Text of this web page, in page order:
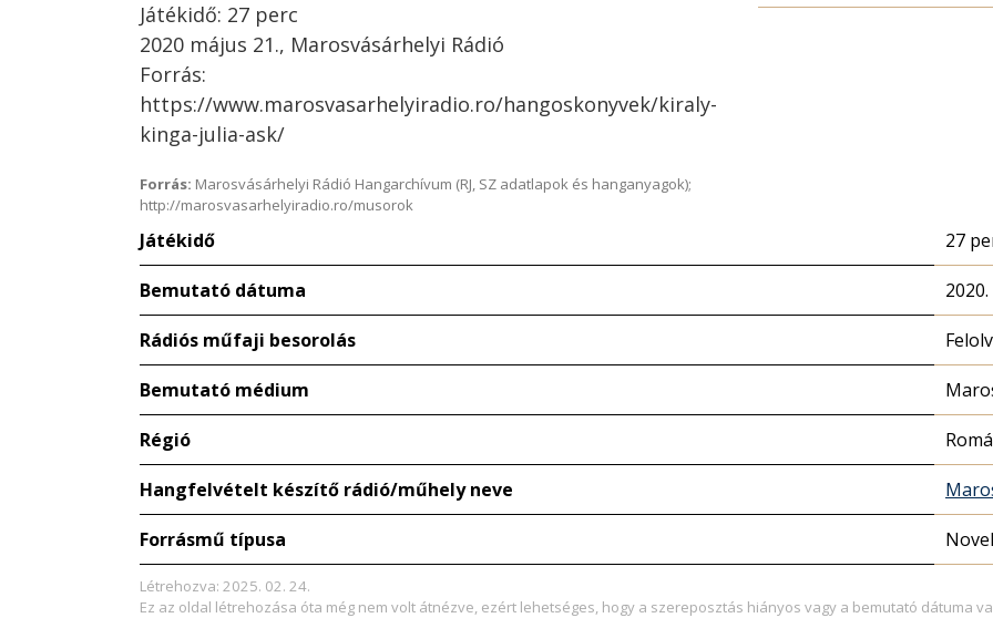
Játékidő: 27 perc
2020 május 21., Marosvásárhelyi Rádió
Forrás:
https://www.marosvasarhelyiradio.ro/hangoskonyvek/kiraly-
kinga-julia-ask/
Forrás: Marosvásárhelyi Rádió Hangarchívum (RJ, SZ adatlapok és hanganyagok);
http://marosvasarhelyiradio.ro/musorok
Játékidő 27
Bemutató dátuma
Rádiós műfaji besorolás
Bemutató médium
Régió
Hangfelvételt készítő rádió/műhely neve
Forrásmű típusa
Létrehozva: 2025. 02. 24.
Ez az oldal létrehozása óta még nem volt átnézve, ezért lehetséges, hogy a szereposztás hiányos vagy a bemutató dátuma